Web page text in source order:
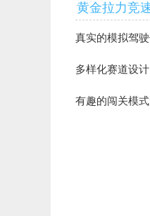
黄金拉力竞
真实的模拟驾
多样化赛道设
有趣的闯关模